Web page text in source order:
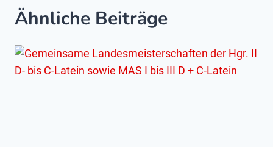
Ähnliche Beiträge